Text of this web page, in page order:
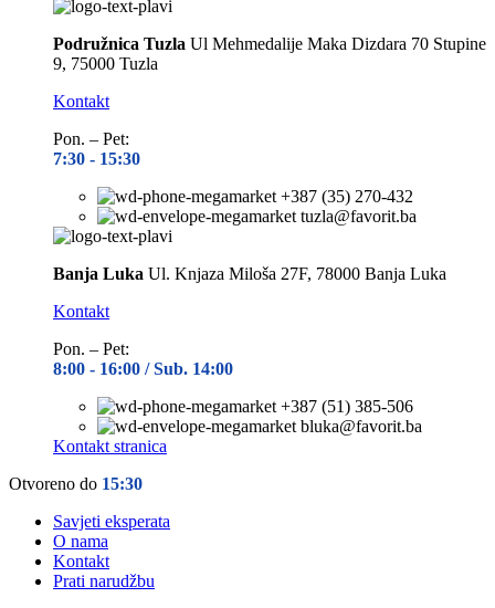
Podružnica Tuzla Ul Mehmedalije Maka Dizdara 70 Stupine
9, 75000 Tuzla
Kontakt
Pon. – Pet:
7:30 - 15:30
+387 (35) 270-432
tuzla@favorit.ba
Banja Luka Ul. Knjaza Miloša 27F, 78000 Banja Luka
Kontakt
Pon. – Pet:
8:00 - 16:00 / Sub. 14:00
+387 (51) 385-506
bluka@favorit.ba
Kontakt stranica
Otvoreno do 15:30
Savjeti eksperata
O nama
Kontakt
Prati narudžbu